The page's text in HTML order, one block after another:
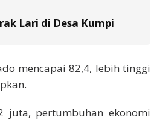
Lari di Desa Kumpi
mencapai 82,4, lebih tinggi
juta, pertumbuhan ekonomi